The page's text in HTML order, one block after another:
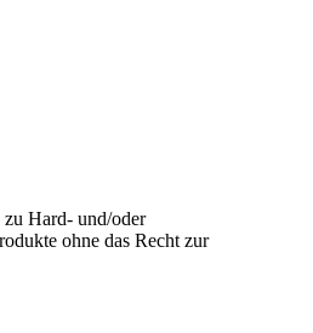
zu Hard- und/oder
ohne das Recht zur